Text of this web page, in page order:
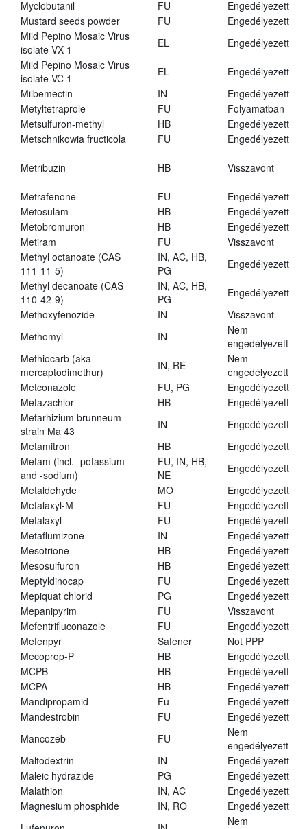
Myclobutanil FU
Engedélyezett
Mustard seeds powder
FU
Engedélyezett
Mild Pepino Mosaic Virus
isolate VX 1
EL
Engedélyezett
Mild Pepino Mosaic Virus
isolate VC 1
EL
Engedélyezett
Milbemectin
IN
Engedélyezett
Metyltetraprole
FU
Folyamatban
Metsulfuron-methyl
HB
Engedélyezett
Metschnikowia fructicola
FU Engedélyezett
Metribuzin HB Visszavont
Metrafenone FU
Engedélyezett
Metosulam
HB
Engedélyezett
Metobromuron
HB
Engedélyezett
Metiram
FU
Visszavont
Methyl octanoate (CAS
111-11-5)
IN, AC, HB,
PG
Engedélyezett
Methyl decanoate (CAS
110-42-9)
IN, AC, HB,
PG
Engedélyezett
Methoxyfenozide
IN
Visszavont
Methomyl
IN
Nem
engedélyezett
Methiocarb (aka
mercaptodimethur)
IN, RE
Nem
engedélyezett
Metconazole
FU, PG
Engedélyezett
Metazachlor
HB
Engedélyezett
Metarhizium brunneum
strain Ma 43
IN
Engedélyezett
Metamitron
HB
Engedélyezett
Metam (incl. -potassium
and -sodium)
FU, IN, HB,
NE
Engedélyezett
Metaldehyde
MO
Engedélyezett
Metalaxyl-M
FU
Engedélyezett
Metalaxyl
FU
Engedélyezett
Metaflumizone
IN
Engedélyezett
Mesotrione
HB
Engedélyezett
Mesosulfuron
HB
Engedélyezett
Meptyldinocap
FU
Engedélyezett
Mepiquat chlorid
PG
Engedélyezett
Mepanipyrim
FU
Visszavont
Mefentrifluconazole
FU
Engedélyezett
Mefenpyr
Safener
Not PPP
Mecoprop-P
HB
Engedélyezett
MCPB
HB
Engedélyezett
MCPA
HB
Engedélyezett
Mandipropamid
Fu
Engedélyezett
Mandestrobin
FU
Engedélyezett
Mancozeb
FU
Nem
engedélyezett
Maltodextrin
IN
Engedélyezett
Maleic hydrazide
PG
Engedélyezett
Malathion
IN, AC
Engedélyezett
Magnesium phosphide
IN, RO
Engedélyezett
Nem